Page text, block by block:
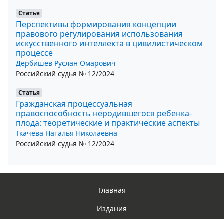
Статья
Перспективы формирования концепции
правового регулирования использования
искусственного интеллекта в цивилистическом
процессе
Дербишев Руслан Омарович
Российский судья № 12/2024
Статья
Гражданская процессуальная
правоспособность неродившегося ребенка-
плода: теоретические и практические аспекты
Ткачева Наталья Николаевна
Российский судья № 12/2024
Главная
Издания